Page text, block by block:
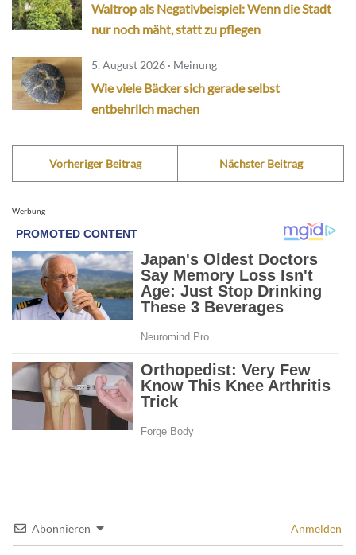
Waltrop als Negativbeispiel: Wenn die Stadt
nur noch mäht, statt zu pflegen
5. August 2026 · Meinung
Wie viele Bäcker sich gerade selbst
entbehrlich machen
Vorheriger Beitrag Nächster Beitrag
Werbung
Abonnieren Anmelden